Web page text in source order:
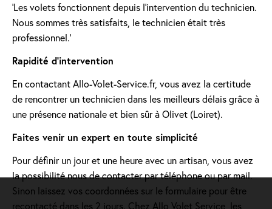
'Les volets fonctionnent depuis l’intervention du technicien.
Nous sommes très satisfaits, le technicien était très
professionnel.'
Rapidité d'intervention
En contactant Allo-Volet-Service.fr, vous avez la certitude
de rencontrer un technicien dans les meilleurs délais grâce à
une présence nationale et bien sûr à Olivet (Loiret).
Faites venir un expert en toute simplicité
Pour définir un jour et une heure avec un artisan, vous avez
la possibilité nous de contacter par téléphone ou par mail.
Sinon laissez vos coordonnées sur le formulaire pour être
recontacté dans les 2 jours. Chez Allo Volet Service, les